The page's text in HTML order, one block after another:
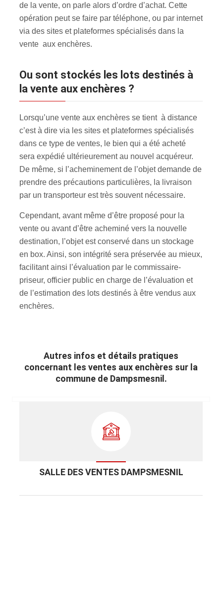
de la vente, on parle alors d’ordre d’achat. Cette
opération peut se faire par téléphone, ou par internet
via des sites et plateformes spécialisés dans la
vente aux enchères.
Ou sont stockés les lots destinés à
la vente aux enchères ?
Lorsqu’une vente aux enchères se tient à distance
c’est à dire via les sites et plateformes spécialisés
dans ce type de ventes, le bien qui a été acheté
sera expédié ultérieurement au nouvel acquéreur.
De même, si l’acheminement de l’objet demande de
prendre des précautions particulières, la livraison
par un transporteur est très souvent nécessaire.
Cependant, avant même d’être proposé pour la
vente ou avant d’être acheminé vers la nouvelle
destination, l’objet est conservé dans un stockage
en box. Ainsi, son intégrité sera préservée au mieux,
facilitant ainsi l’évaluation par le commissaire-
priseur, officier public en charge de l’évaluation et
de l’estimation des lots destinés à être vendus aux
enchères.
Autres infos et détails pratiques
concernant les ventes aux enchères sur la
commune de Dampsmesnil.
SALLE DES VENTES DAMPSMESNIL